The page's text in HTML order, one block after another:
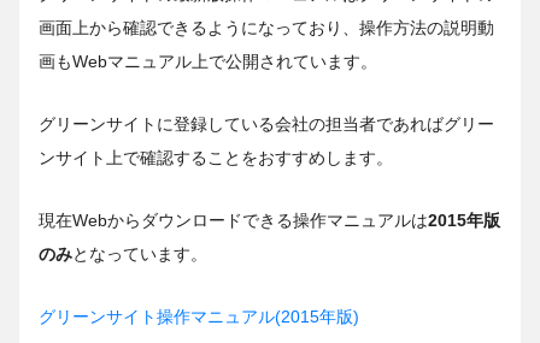
画面上から確認できるようになっており、操作方法の説明動
画もWebマニュアル上で公開されています。
グリーンサイトに登録している会社の担当者であればグリー
ンサイト上で確認することをおすすめします。
現在Webからダウンロードできる操作マニュアルは2015年版
のみとなっています。
グリーンサイト操作マニュアル(2015年版)